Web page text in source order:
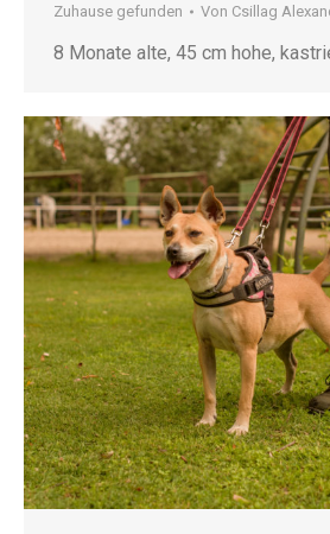
Zuhause gefunden Von Csillag
8 Monate alte, 45 cm hohe,